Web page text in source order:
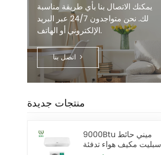
يمكنك الاتصال بنا بأي طريقة مناسبة
لك. نحن متواجدون 24/7 عبر البريد
الإلكتروني أو الهاتف.
منتجات جديدة
9000Btu ميني حائط
سبليت مكيف هواء تدفئة